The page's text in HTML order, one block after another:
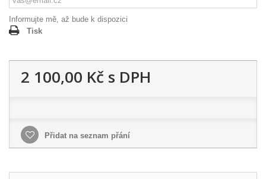
Informujte mě, až bude k dispozici
Tisk
2 100,00 Kč s DPH
Přidat na seznam přání